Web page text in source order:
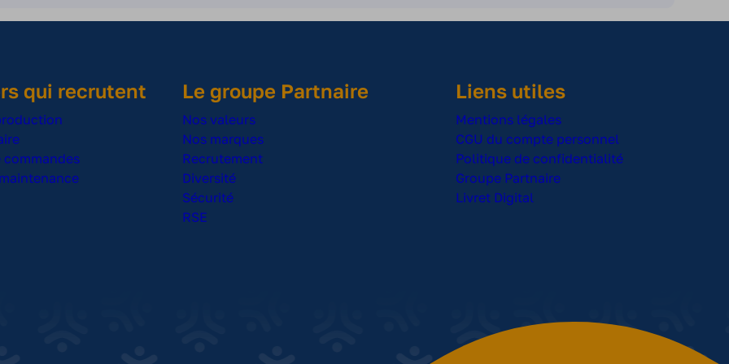
qui recrutent
commandes
Le groupe Partnaire
Nos valeurs
Nos marques
Recrutement
Diversité
Sécurité
RSE
Liens utiles
Mentions légales
CGU du compte personnel
Politique de confidentialité
Groupe Partnaire
Livret Digital